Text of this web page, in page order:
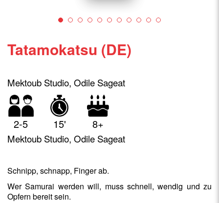
Tatamokatsu (DE)
Mektoub Studio, Odile Sageat
2-5 15' 8+
Mektoub Studio, Odile Sageat
Schnipp, schnapp, Finger ab.
Wer Samurai werden will, muss schnell, wendig und zu
Opfern bereit sein.